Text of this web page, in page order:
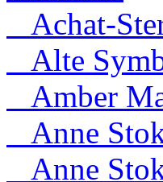
Achat-
Alte
Amber
Anne
Anne